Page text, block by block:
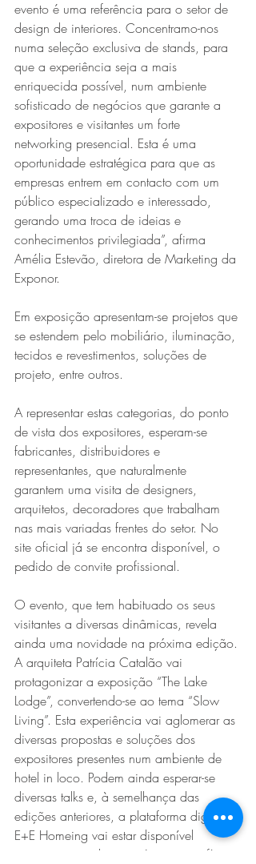
evento é uma referência para o setor de
design de interiores. Concentramo-nos
numa seleção exclusiva de stands, para
que a experiência seja a mais
enriquecida possível, num ambiente
sofisticado de negócios que garante a
expositores e visitantes um forte
networking presencial. Esta é uma
oportunidade estratégica para que as
empresas entrem em contacto com um
público especializado e interessado,
gerando uma troca de ideias e
conhecimentos privilegiada”, afirma
Amélia Estevão, diretora de Marketing da
Exponor.
Em exposição apresentam-se projetos que
se estendem pelo mobiliário, iluminação,
tecidos e revestimentos, soluções de
projeto, entre outros.
A representar estas categorias, do ponto
de vista dos expositores, esperam-se
fabricantes, distribuidores e
representantes, que naturalmente
garantem uma visita de designers,
arquitetos, decoradores que trabalham
nas mais variadas frentes do setor. No
site oficial já se encontra disponível, o
pedido de convite profissional.
O evento, que tem habituado os seus
visitantes a diversas dinâmicas, revela
ainda uma novidade na próxima edição.
A arquiteta Patrícia Catalão vai
protagonizar a exposição “The Lake
Lodge”, convertendo-se ao tema “Slow
Living”. Esta experiência vai aglomerar as
diversas propostas e soluções dos
expositores presentes num ambiente de
hotel in loco. Podem ainda esperar-se
diversas talks e, à semelhança das
edições anteriores, a plataforma digital
E+E Homeing vai estar disponível
enquanto complemento à presença física